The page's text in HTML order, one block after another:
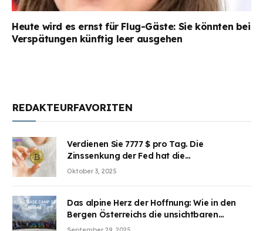
Heute wird es ernst für Flug-Gäste: Sie könnten bei
Verspätungen künftig leer ausgehen
REDAKTEURFAVORITEN
Verdienen Sie 7777 $ pro Tag. Die
Zinssenkung der Fed hat die
Aufmerksamkeit des Marktes erregt.
Oktober 3, 2025
Das alpine Herz der Hoffnung: Wie in den
Bergen Österreichs die unsichtbaren
Wunden des Kriegesheilen